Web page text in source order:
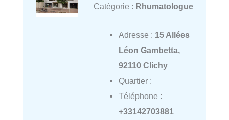
Catégorie : Rhumatologue
Adresse : 15 Allées
Léon Gambetta,
92110 Clichy
Quartier :
Téléphone :
+33142703881